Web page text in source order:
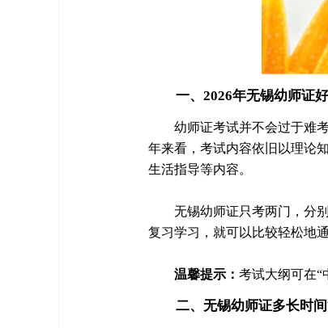
一、2026年无锡幼师证
幼师证考试并不会过于难
年来看，考试内容依旧以理论
生活指导等内容。
无锡幼师证只考两门，分
复习学习，就可以比较轻松地通
温馨提示： 考试大纲可在“
二、无锡幼师证多长时